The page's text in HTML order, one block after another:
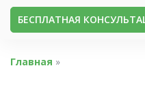
БЕСПЛАТНАЯ
Главная »